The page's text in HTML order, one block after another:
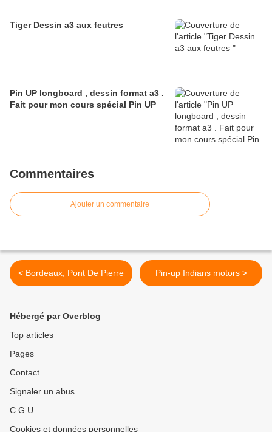
Tiger Dessin a3 aux feutres
Pin UP longboard , dessin format a3 .
Fait pour mon cours spécial Pin UP
Commentaires
Ajouter un commentaire
< Bordeaux, Pont De Pierre Pin-up Indians motors >
Hébergé par Overblog
Top articles
Pages
Contact
Signaler un abus
C.G.U.
Cookies et données personnelles